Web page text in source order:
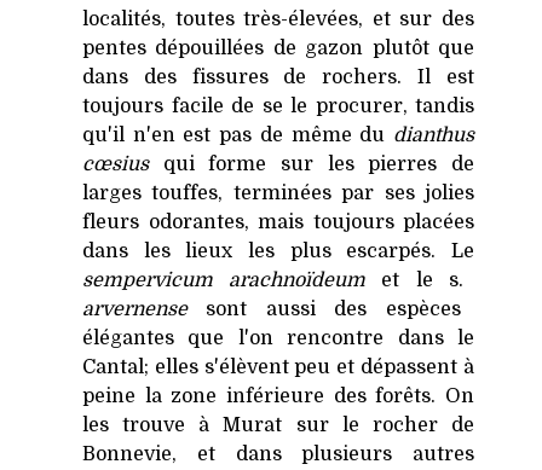
localités, toutes très-élevées, et sur des
pentes dépouillées de gazon plutôt que
dans des fissures de rochers. Il est
toujours facile de se le procurer, tandis
qu'il n'en est pas de même du dianthus
cœsiusqui forme sur les pierres de
larges touffes, terminées par ses jolies
fleurs odorantes, mais toujours placées
dans les lieux les plus escarpés. Le
sempervicum arachnoïdeum et le s.
arvernensesont aussi des espèces
élégantes que l'on rencontre dans le
Cantal; elles s'élèvent peu et dépassent à
peine la zone inférieure des forêts. On
les trouve à Murat sur le rocher de
Bonnevie, et dans plusieurs autres